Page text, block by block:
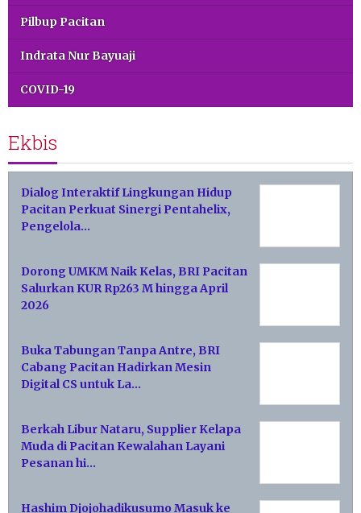
Pilbup Pacitan
Indrata Nur Bayuaji
COVID-19
Ekbis
Dialog Interaktif Lingkungan Hidup
Pacitan Perkuat Sinergi Pentahelix,
Pengelola…
Dorong UMKM Naik Kelas, BRI Pacitan
Salurkan KUR Rp263 M hingga April
2026
Buka Tabungan Tanpa Antre, BRI
Cabang Pacitan Hadirkan Mesin
Digital CS untuk La…
Berkah Libur Nataru, Supplier Kelapa
Muda di Pacitan Kewalahan Layani
Pesanan hi…
Hashim Djojohadikusumo Masuk ke